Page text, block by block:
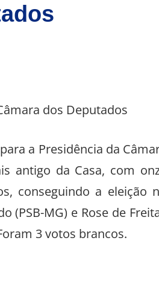
a Presidência da
antigo da Casa, com
conseguindo a eleição
(PSB-MG) e Rose de
3 votos brancos.